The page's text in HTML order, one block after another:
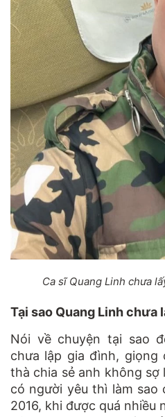
Ca sĩ Quang Linh chưa
Tại sao Quang Linh chưa
Nói về chuyện tại sao
chưa lập gia đình, giọng
thà chia sẻ anh không
có người yêu thì làm sao
2016, khi được quá nhiều